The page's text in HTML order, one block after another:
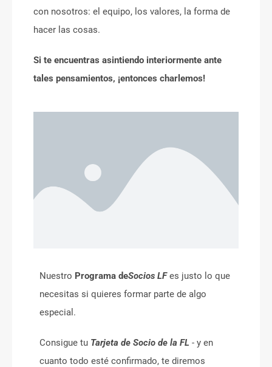
con nosotros: el equipo, los valores, la forma de
hacer las cosas.
Si te encuentras asintiendo interiormente ante
tales pensamientos, ¡entonces charlemos!
Nuestro Programa deSocios LFes justo lo que
necesitas si quieres formar parte de algo
especial.
Consigue tu Tarjeta de Socio de la FL - y en
cuanto todo esté confirmado, te diremos